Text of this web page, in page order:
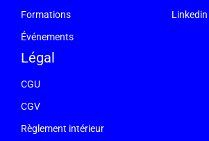
Formations
Événements
Légal
CGU
CGV
Règlement intérieur
Linkedin